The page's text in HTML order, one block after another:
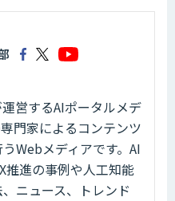
営するAIポータルメデ
門家によるコンテンツ
Webメディアです。AI
推進の事例や人工知能
ニュース、トレンド